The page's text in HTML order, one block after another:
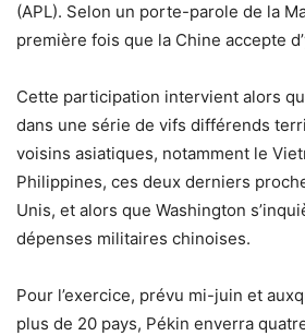
(APL). Selon un porte-parole de la
première fois que la Chine accepte
Cette participation intervient alors
dans une série de vifs différends
voisins asiatiques, notamment le
Philippines, ces deux derniers
Unis, et alors que Washington
dépenses militaires chinoises.
Pour l’exercice, prévu mi-juin et
plus de 20 pays, Pékin enverra